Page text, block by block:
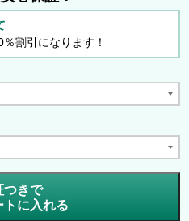
割引になります！
つきで
トに入れる